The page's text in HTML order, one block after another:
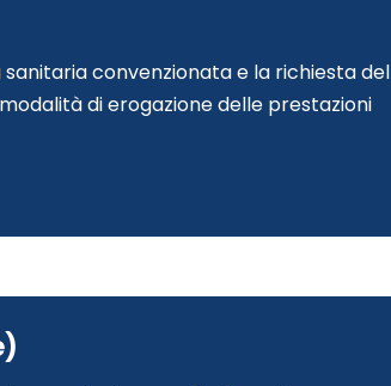
convenzionata e la richiesta del
di erogazione delle prestazioni